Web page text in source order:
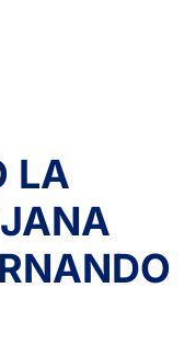
LA